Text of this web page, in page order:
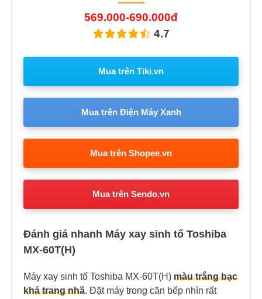
569.000-690.000đ
4.7
Mua trên Tiki.vn
Mua trên Điện Máy Xanh
Mua trên Shopee.vn
Mua trên Sendo.vn
Đánh giá nhanh Máy xay sinh tố Toshiba
MX-60T(H)
Máy xay sinh tố Toshiba MX-60T(H) màu trắng bạc
khá trang nhã. Đặt máy trong căn bếp nhìn rất